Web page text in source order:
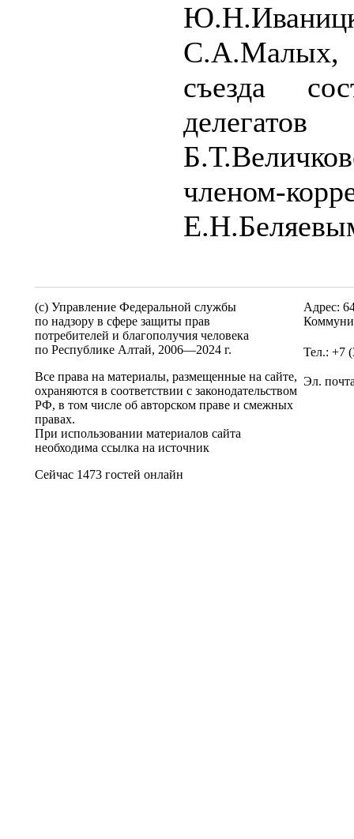
С.А.Малых,
съезда
членом-
(c) Управление Федеральной службы
по надзору в сфере защиты прав
потребителей и благополучия человека
по Республике Алтай, 2006—2024 г.
Все права на материалы, размещенные на сайте,
охраняются в соответствии с законодательством
РФ, в том числе об авторском праве и смежных
правах.
При использовании материалов сайта
необходима ссылка на источник
Сейчас 1473 гостей онлайн
Адрес:
Тел.: +7
Эл.